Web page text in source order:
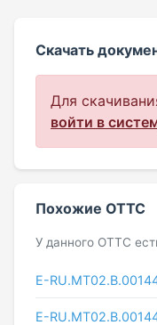
Скачать
Для
войти в
Похожие ОТТС
У данного ОТТС
E-
E-